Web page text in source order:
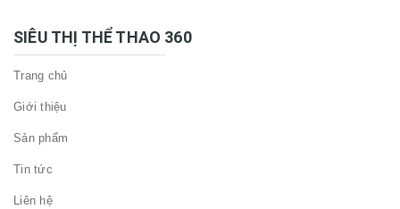
SIÊU THỊ THỂ THAO 360
Trang chủ
Giới thiệu
Sản phẩm
Tin tức
Liên hệ